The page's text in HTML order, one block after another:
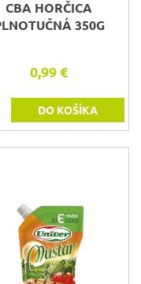
CBA HORČICA
350G
0,99 €
DO KOŠÍKA